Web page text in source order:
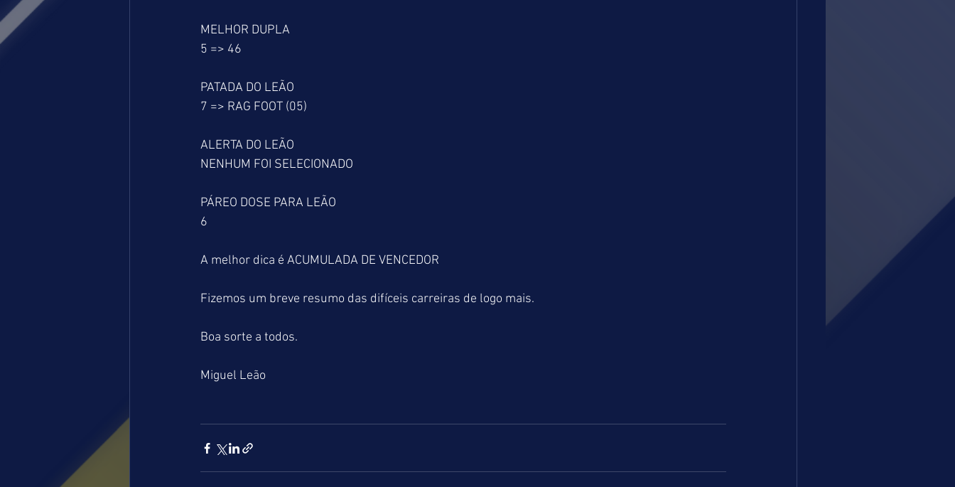
MELHOR DUPLA
5 => 46
PATADA DO LEÃO
7 => RAG FOOT (05)
ALERTA DO LEÃO
NENHUM FOI SELECIONADO
PÁREO DOSE PARA LEÃO
6
A melhor dica é ACUMULADA DE VENCEDOR
Fizemos um breve resumo das difíceis carreiras de logo mais.
Boa sorte a todos.
Miguel Leão